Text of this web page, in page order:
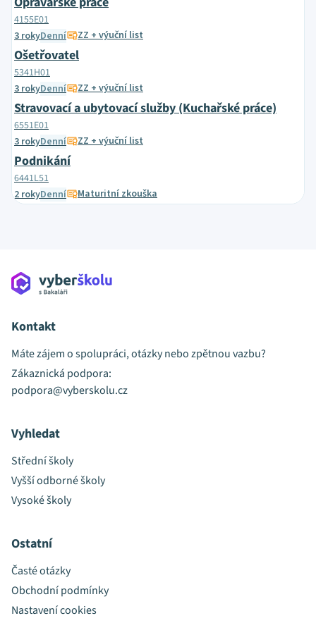
4155E01
3 rokyDenní ZZ + výuční list
Ošetřovatel
5341H01
3 rokyDenní ZZ + výuční list
Stravovací a ubytovací služby (Kuchařské práce)
6551E01
3 rokyDenní ZZ + výuční list
Podnikání
6441L51
2 rokyDenní Maturitní zkouška
Kontakt
Máte zájem o spolupráci, otázky nebo zpětnou vazbu?
Zákaznická podpora:
podpora@vyberskolu.cz
Vyhledat
Střední školy
Vyšší odborné školy
Vysoké školy
Ostatní
Časté otázky
Obchodní podmínky
Nastavení cookies